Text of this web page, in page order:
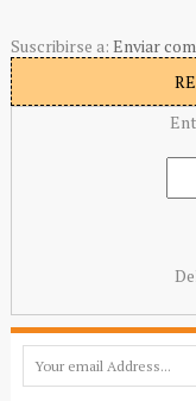
Suscribirse a: Enviar